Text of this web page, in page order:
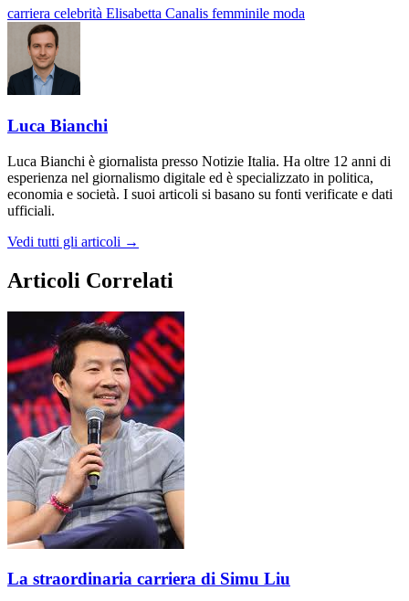
carriera celebrità Elisabetta Canalis femminile moda
Luca Bianchi
Luca Bianchi è giornalista presso Notizie Italia. Ha oltre 12 anni di
esperienza nel giornalismo digitale ed è specializzato in politica,
economia e società. I suoi articoli si basano su fonti verificate e dati
ufficiali.
Vedi tutti gli articoli →
Articoli Correlati
La straordinaria carriera di Simu Liu